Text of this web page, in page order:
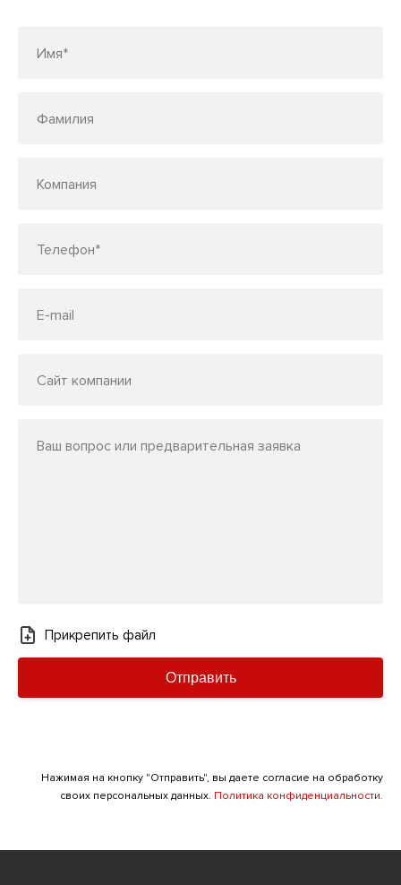
Имя*
Фамилия
Компания
Телефон*
E-mail
Сайт компании
Ваш вопрос или предварительная заявка
Прикрепить файл
Отправить
Нажимая на кнопку "Отправить", вы даете согласие на обработку
своих персональных данных. Политика конфиденциальности.